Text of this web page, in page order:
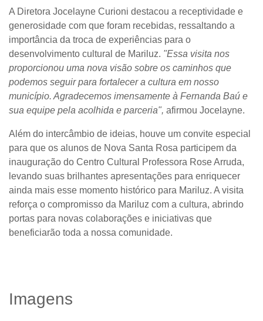
A Diretora Jocelayne Curioni destacou a receptividade e
generosidade com que foram recebidas, ressaltando a
importância da troca de experiências para o
desenvolvimento cultural de Mariluz. "Essa visita nos
proporcionou uma nova visão sobre os caminhos que
podemos seguir para fortalecer a cultura em nosso
município. Agradecemos imensamente à Fernanda Baú e
sua equipe pela acolhida e parceria", afirmou Jocelayne.
Além do intercâmbio de ideias, houve um convite especial
para que os alunos de Nova Santa Rosa participem da
inauguração do Centro Cultural Professora Rose Arruda,
levando suas brilhantes apresentações para enriquecer
ainda mais esse momento histórico para Mariluz. A visita
reforça o compromisso da Mariluz com a cultura, abrindo
portas para novas colaborações e iniciativas que
beneficiarão toda a nossa comunidade.
Imagens